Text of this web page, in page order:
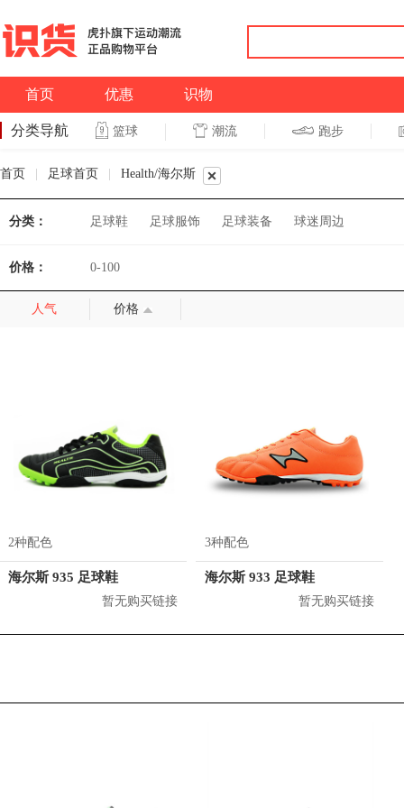
首页 优惠 识物
分类导航 篮球 潮流 跑步
首页 足球首页 Health/海尔斯
分类： 足球鞋 足球服饰 足球装备 球迷周边
价格： 0-100
人气 价格
2种配色
海尔斯 935 足球鞋
暂无购买链接
3种配色
海尔斯 933 足球鞋
暂无购买链接